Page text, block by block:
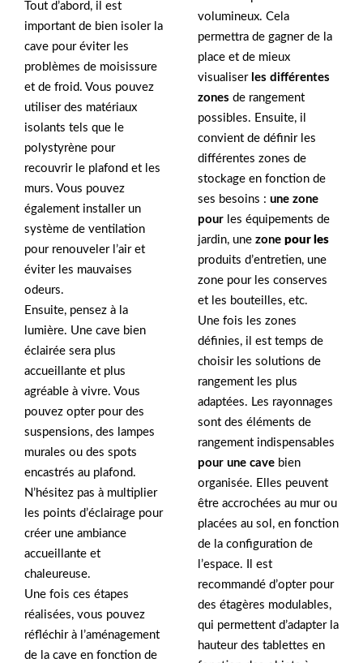
Tout d’abord, il est
important de bien isoler la
cave pour éviter les
problèmes de moisissure
et de froid. Vous pouvez
utiliser des matériaux
isolants tels que le
polystyrène pour
recouvrir le plafond et les
murs. Vous pouvez
également installer un
système de ventilation
pour renouveler l’air et
éviter les mauvaises
odeurs.
Ensuite, pensez à la
lumière. Une cave bien
éclairée sera plus
accueillante et plus
agréable à vivre. Vous
pouvez opter pour des
suspensions, des lampes
murales ou des spots
encastrés au plafond.
N’hésitez pas à multiplier
les points d’éclairage pour
créer une ambiance
accueillante et
chaleureuse.
Une fois ces étapes
réalisées, vous pouvez
réfléchir à l’aménagement
de la cave en fonction de
volumineux. Cela
permettra de gagner de la
place et de mieux
visualiser les différentes
zones de rangement
possibles. Ensuite, il
convient de définir les
différentes zones de
stockage en fonction de
ses besoins : une zone
pour les équipements de
jardin, une zone pour les
produits d’entretien, une
zone pour les conserves
et les bouteilles, etc.
Une fois les zones
définies, il est temps de
choisir les solutions de
rangement les plus
adaptées. Les rayonnages
sont des éléments de
rangement indispensables
pour une cave bien
organisée. Elles peuvent
être accrochées au mur ou
placées au sol, en fonction
de la configuration de
l’espace. Il est
recommandé d’opter pour
des étagères modulables,
qui permettent d’adapter la
hauteur des tablettes en